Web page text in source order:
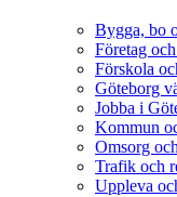
Bygga, bo
Företag
Förskola
Göteborg
Jobba i
Kommun
Omsorg
Trafik och
Uppleva